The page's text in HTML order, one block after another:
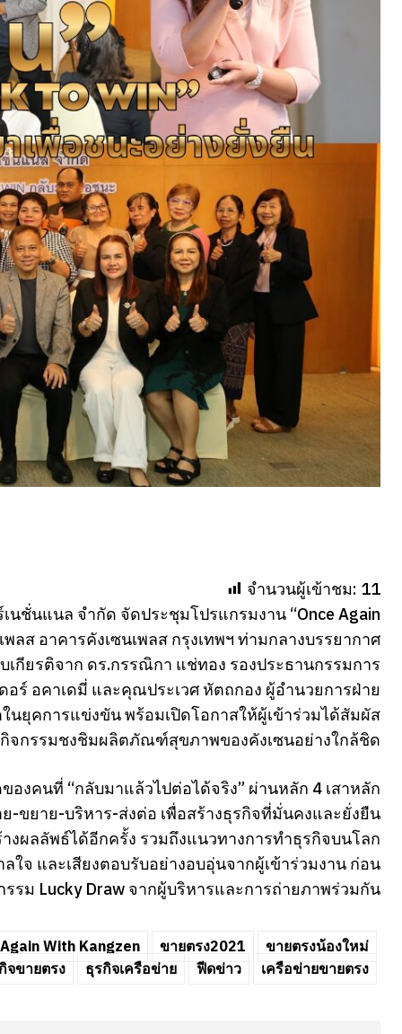
จำนวนผู้เข้าชม: 11
นชั่นแนล จำกัด จัดประชุมโปรแกรมงาน “Once Again
ลส อาคารคังเซนเพลส กรุงเทพฯ ท่ามกลางบรรยากาศ
กียรติจาก ดร.กรรณิกา แช่ทอง รองประธานกรรมการ
ร์ อคาเดมี่ และคุณประเวศ หัตถกอง ผู้อำนวยการฝ่าย
ยุคการแข่งขัน พร้อมเปิดโอกาสให้ผู้เข้าร่วมได้สัมผัส
กรรมชงชิมผลิตภัณฑ์สุขภาพของคังเซนอย่างใกล้ชิด
องคนที่ “กลับมาแล้วไปต่อได้จริง” ผ่านหลัก 4 เสาหลัก
ย-ขยาย-บริหาร-ส่งต่อ เพื่อสร้างธุรกิจที่มั่นคงและยั่งยืน
ผลลัพธ์ได้อีกครั้ง รวมถึงแนวทางการทำธุรกิจบนโลก
จ และเสียงตอบรับอย่างอบอุ่นจากผู้เข้าร่วมงาน ก่อน
รม Lucky Draw จากผู้บริหารและการถ่ายภาพร่วมกัน
With Kangzen ขายตรง2021
ขายตรงน้องใหม่
จขายตรง
ธุรกิจเครือข่าย ฟีดข่าว เครือข่ายขายตรง